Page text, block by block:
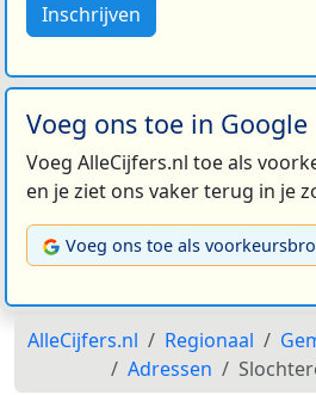
Inschrijven
Voeg ons toe in Google
Voeg AlleCijfers.nl toe als
en je ziet ons vaker terug in je
Voeg ons toe als
AlleCijfers.nl Regionaal
Adressen